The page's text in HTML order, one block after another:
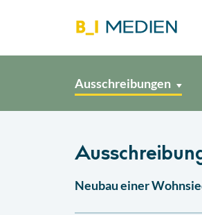
Ausschreibungen
Neubau einer